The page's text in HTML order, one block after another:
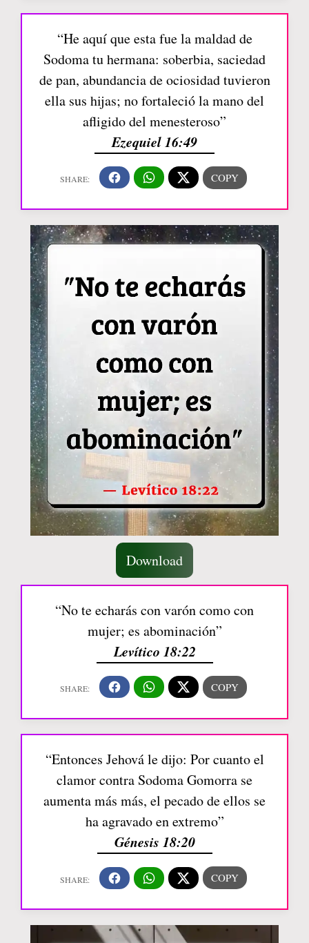
“He aquí que esta fue la maldad de
Sodoma tu hermana: soberbia, saciedad
de pan, abundancia de ociosidad tuvieron
ella sus hijas; no fortaleció la mano del
afligido del menesteroso”
Ezequiel 16:49
Download
“No te echarás con varón como con
mujer; es abominación”
Levítico 18:22
“Entonces Jehová le dijo: Por cuanto el
clamor contra Sodoma Gomorra se
aumenta más más, el pecado de ellos se
ha agravado en extremo”
Génesis 18:20